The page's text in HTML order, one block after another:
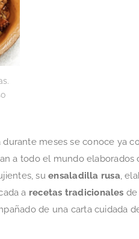
meses se conoce ya
a todo el mundo elaborados
suensaladilla rusa,
a recetas tradicionales de
de una carta cuidada